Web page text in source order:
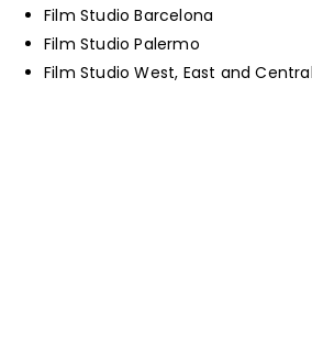
Film Studio Barcelona
Film Studio Palermo
Film Studio West, East and